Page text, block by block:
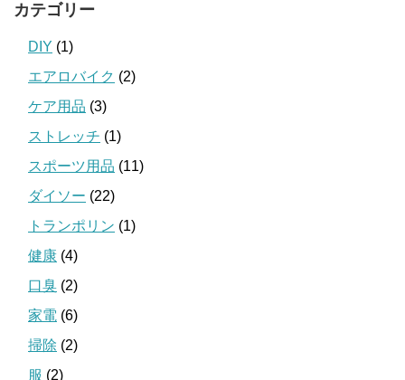
カテゴリー
DIY (1)
エアロバイク (2)
ケア用品 (3)
ストレッチ (1)
スポーツ用品 (11)
ダイソー (22)
トランポリン (1)
健康 (4)
口臭 (2)
家電 (6)
掃除 (2)
服 (2)